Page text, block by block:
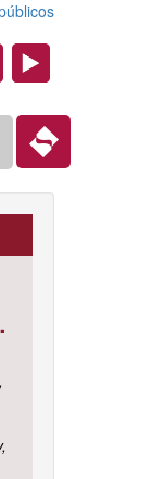
OFICINA REGISTRAL MADRE DE D